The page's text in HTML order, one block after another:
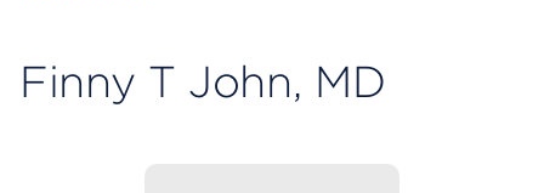
Finny T John, MD